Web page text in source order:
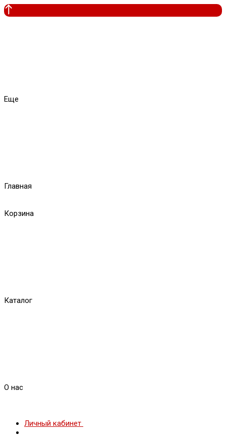
Еще
Главная
Корзина
Каталог
О нас
Личный кабинет